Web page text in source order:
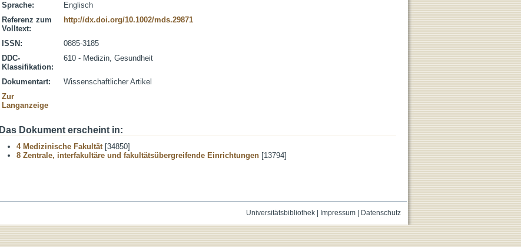
Sprache:
Englisch
Referenz zum
Volltext:
http://dx.doi.org/10.1002/mds.29871
ISSN:
0885-3185
DDC-
Klassifikation:
610 - Medizin, Gesundheit
Dokumentart:
Wissenschaftlicher Artikel
Zur
Langanzeige
Das Dokument erscheint in:
4 Medizinische Fakultät[34850]
8 Zentrale, interfakultäre und fakultätsübergreifende Einrichtungen [13794]
Universitätsbibliothek| Impressum| Datenschutz